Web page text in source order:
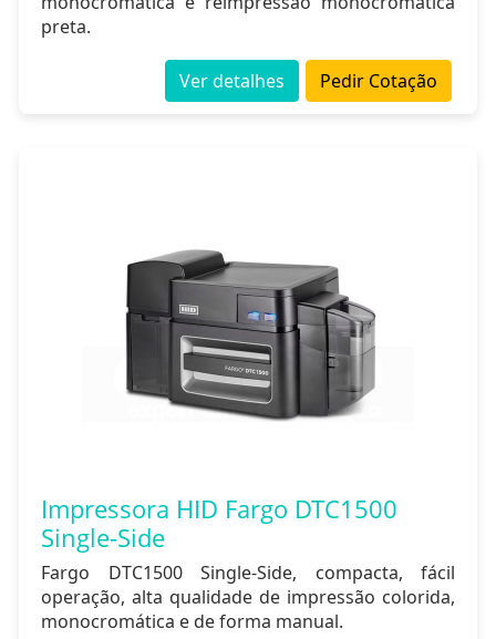
preta.
Pedir Cotação
Ver detalhes
Impressora HID Fargo DTC1500
Single-Side
Fargo DTC1500 Single-Side, compacta, fácil
operação, alta qualidade de impressão colorida,
monocromática e de forma manual.